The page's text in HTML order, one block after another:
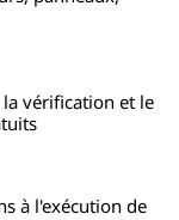
vérification et le
à l'exécution de